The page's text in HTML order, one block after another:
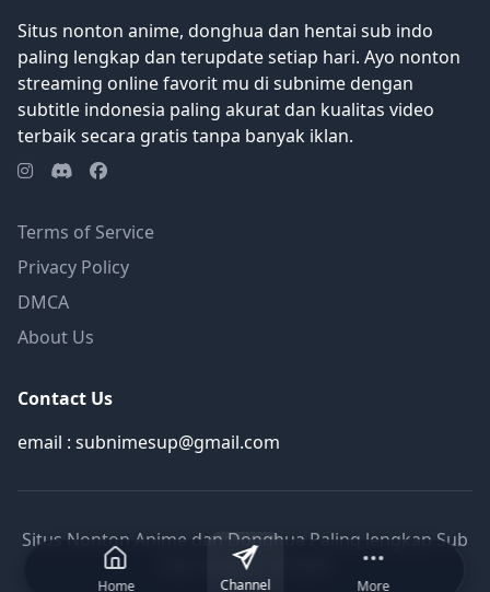
Situs nonton anime, donghua dan hentai sub indo
paling lengkap dan terupdate setiap hari. Ayo nonton
streaming online favorit mu di subnime dengan
subtitle indonesia paling akurat dan kualitas video
terbaik secara gratis tanpa banyak iklan.
Terms of Service
Privacy Policy
DMCA
About Us
Contact Us
email : subnimesup@gmail.com
Situs Nonton Anime dan Donghua Paling lengkap Sub
Indo Terbaru © 2026
Home Channel More